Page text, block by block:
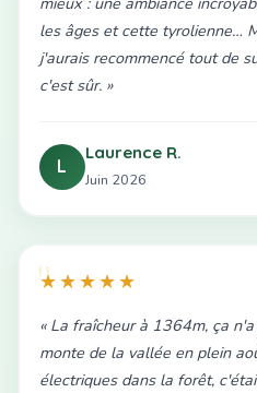
les âges et cette tyrolienne…
j'aurais recommencé tout de
c'est sûr. »
L
Laurence R.
Juin 2026
★★★★★
« La fraîcheur à 1364m, ça
monte de la vallée en plein
électriques dans la forêt,